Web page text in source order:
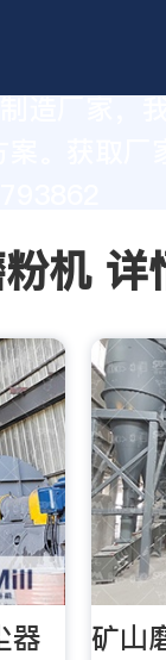
。获取厂
机 详
器
矿山